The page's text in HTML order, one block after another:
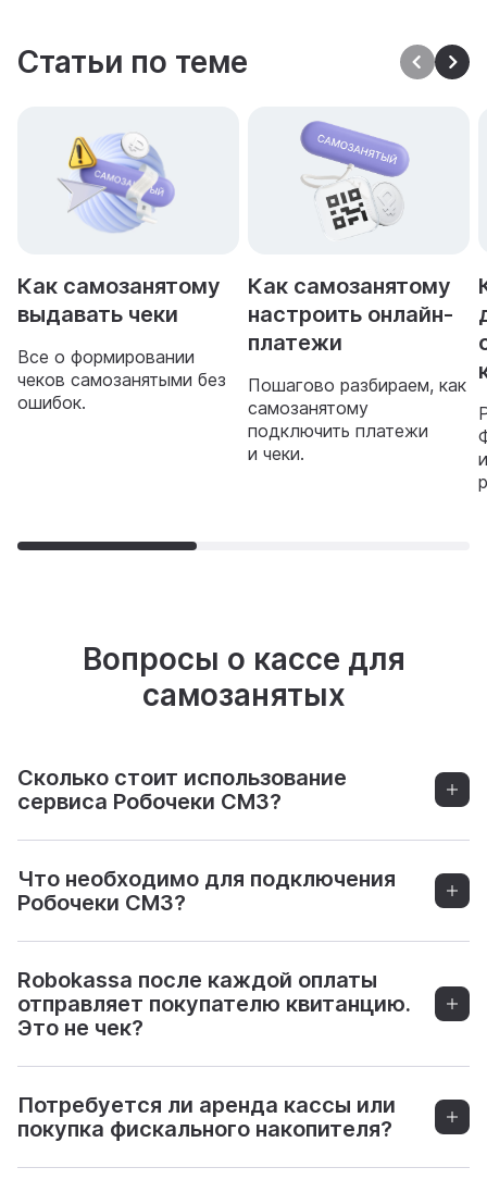
Статьи по теме
Как самозанятому
выдавать чеки
Все о формировании
чеков самозанятыми без
ошибок.
Как самозанятому
настроить онлайн-
платежи
Пошагово разбираем, как
самозанятому
подключить платежи
и чеки.
Вопросы о кассе для
самозанятых
Сколько стоит использование
сервиса Робочеки СМЗ?
Что необходимо для подключения
Робочеки СМЗ?
Robokassa после каждой оплаты
отправляет покупателю квитанцию.
Это не чек?
Потребуется ли аренда кассы или
покупка фискального накопителя?